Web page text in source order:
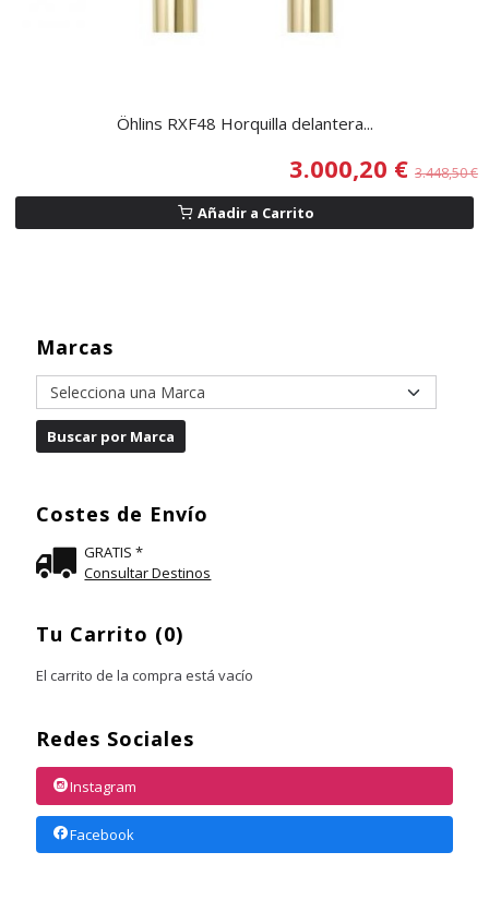
Marcas
Costes de Envío
GRATIS *
Consultar Destinos
Tu Carrito (0)
El carrito de la compra está vacío
Redes Sociales
Instagram
Facebook
Öhlins RXF48 Horquilla delantera...
3.000,20 € 3.448,50 €
Añadir a Carrito